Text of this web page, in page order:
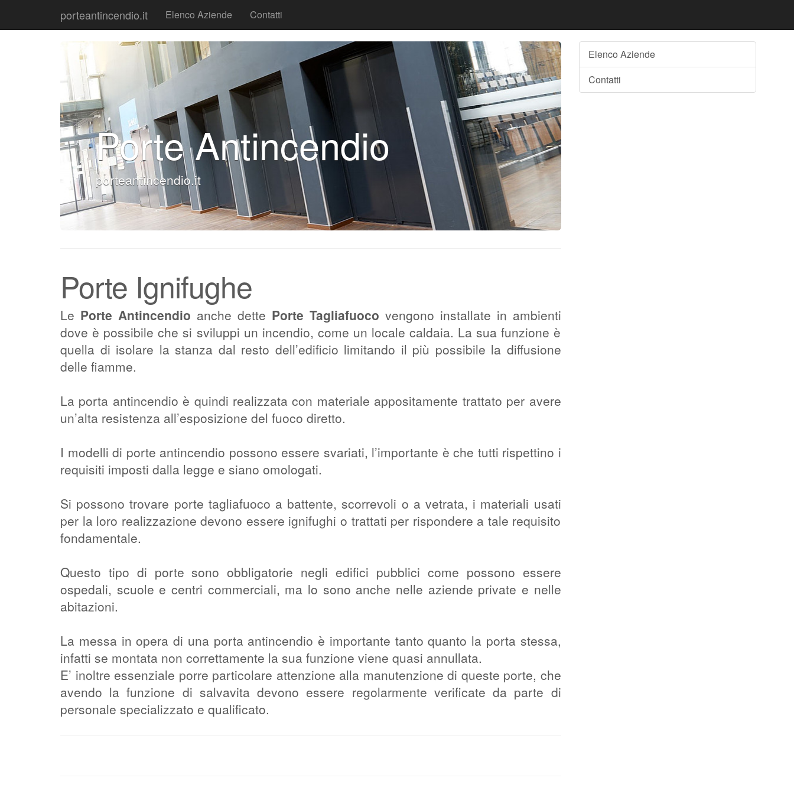
porteantincendio.it Elenco Aziende Contatti
Porte Antincendio
porteantincendio.it
Porte Ignifughe
Le Porte Antincendio anche dette Porte Tagliafuoco vengono installate in ambienti
dove è possibile che si sviluppi un incendio, come un locale caldaia. La sua funzione è
quella di isolare la stanza dal resto dell’edificio limitando il più possibile la diffusione
delle fiamme.
La porta antincendio è quindi realizzata con materiale appositamente trattato per avere
un’alta resistenza all’esposizione del fuoco diretto.
I modelli di porte antincendio possono essere svariati, l’importante è che tutti rispettino i
requisiti imposti dalla legge e siano omologati.
Si possono trovare porte tagliafuoco a battente, scorrevoli o a vetrata, i materiali usati
per la loro realizzazione devono essere ignifughi o trattati per rispondere a tale requisito
fondamentale.
Questo tipo di porte sono obbligatorie negli edifici pubblici come possono essere
ospedali, scuole e centri commerciali, ma lo sono anche nelle aziende private e nelle
abitazioni.
La messa in opera di una porta antincendio è importante tanto quanto la porta stessa,
infatti se montata non correttamente la sua funzione viene quasi annullata.
E’ inoltre essenziale porre particolare attenzione alla manutenzione di queste porte, che
avendo la funzione di salvavita devono essere regolarmente verificate da parte di
personale specializzato e qualificato.
Elenco Aziende
Contatti